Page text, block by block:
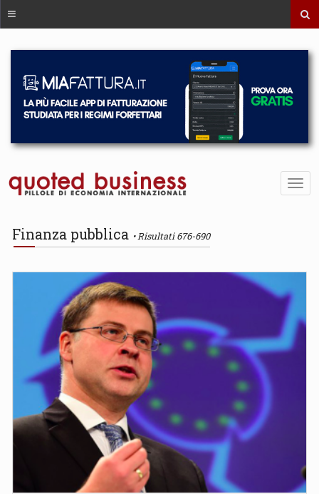
Finanza pubblica Risultati 676-690